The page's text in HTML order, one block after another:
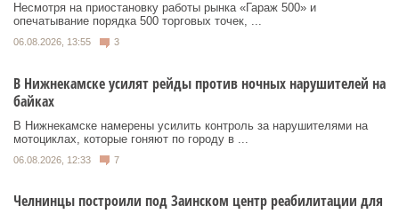
Несмотря на приостановку работы рынка «Гараж 500» и
опечатывание порядка 500 торговых точек, ...
06.08.2026, 13:55 3
В Нижнекамске усилят рейды против ночных нарушителей на
байках
В Нижнекамске намерены усилить контроль за нарушителями на
мотоциклах, которые гоняют по городу в ...
06.08.2026, 12:33 7
Челнинцы построили под Заинском центр реабилитации для